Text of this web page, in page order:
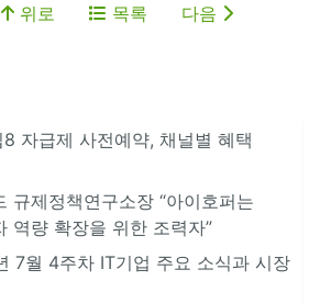
위로 목록 다음
자급제 사전예약, 채널별 혜택
규제정책연구소장 “아이호퍼는
역량 확장을 위한 조력자”
7월 4주차 IT기업 주요 소식과 시장